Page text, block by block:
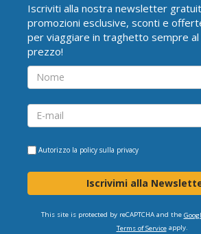
Iscriviti alla nostra newsletter
promozioni esclusive, sconti e
per viaggiare in traghetto sempre
prezzo!
Autorizzo la policy sulla privacy
Iscrivimi alla
This site is protected by reCAPTCHA and the
Terms of Serviceapply.